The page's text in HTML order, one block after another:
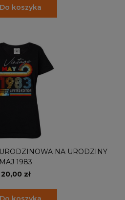
Do koszyka
NA URODZINY
MAJ 1983
20,00 zł